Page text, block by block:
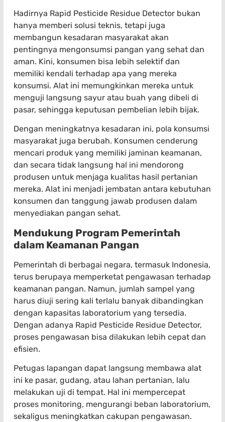
Hadirnya Rapid Pesticide Residue Detector bukan
hanya memberi solusi teknis, tetapi juga
membangun kesadaran masyarakat akan
pentingnya mengonsumsi pangan yang sehat dan
aman. Kini, konsumen bisa lebih selektif dan
memiliki kendali terhadap apa yang mereka
konsumsi. Alat ini memungkinkan mereka untuk
menguji langsung sayur atau buah yang dibeli di
pasar, sehingga keputusan pembelian lebih bijak.
Dengan meningkatnya kesadaran ini, pola konsumsi
masyarakat juga berubah. Konsumen cenderung
mencari produk yang memiliki jaminan keamanan,
dan secara tidak langsung hal ini mendorong
produsen untuk menjaga kualitas hasil pertanian
mereka. Alat ini menjadi jembatan antara kebutuhan
konsumen dan tanggung jawab produsen dalam
menyediakan pangan sehat.
Mendukung Program Pemerintah
dalam Keamanan Pangan
Pemerintah di berbagai negara, termasuk Indonesia,
terus berupaya memperketat pengawasan terhadap
keamanan pangan. Namun, jumlah sampel yang
harus diuji sering kali terlalu banyak dibandingkan
dengan kapasitas laboratorium yang tersedia.
Dengan adanya Rapid Pesticide Residue Detector,
proses pengawasan bisa dilakukan lebih cepat dan
efisien.
Petugas lapangan dapat langsung membawa alat
ini ke pasar, gudang, atau lahan pertanian, lalu
melakukan uji di tempat. Hal ini mempercepat
proses monitoring, mengurangi beban laboratorium,
sekaligus meningkatkan cakupan pengawasan.